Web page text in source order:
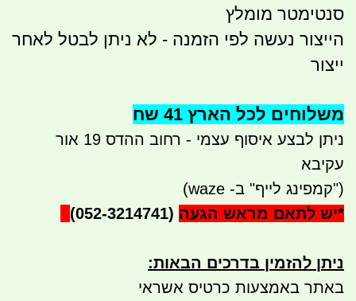
סנטימטר מומלץ
הייצור נעשה לפי הזמנה - לא ניתן לבטל לאחר
ייצור
משלוחים לכל הארץ 41 שח
ניתן לבצע איסוף עצמי - רחוב ההדס 19 אור
עקיבא
("קמפינג לייף" ב- waze)
*יש לתאם מראש הגעה (052-3214741)
ניתן להזמין בדרכים הבאות:
באתר באמצעות כרטיס אשראי